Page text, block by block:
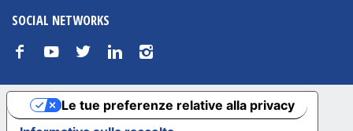
SOCIAL NETWORKS
f y t n i
Le tue preferenze relative alla privacy